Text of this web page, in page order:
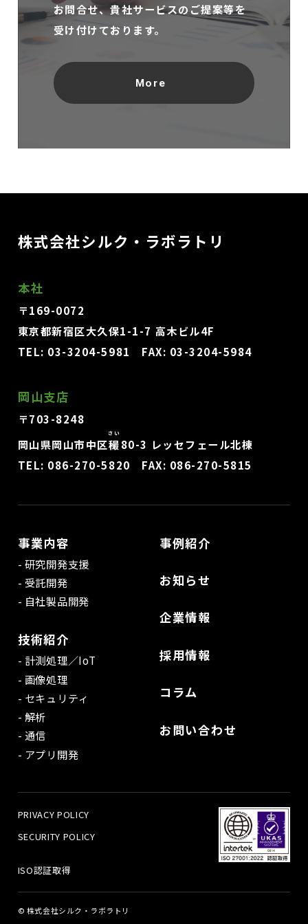
お問合せ、貴社サービスのご提案等を
受け付けております。
More
株式会社シルク・ラボラトリ
本社
〒169-0072
東京都新宿区大久保1-1-7 高木ビル4F
TEL: 03-3204-5981 FAX: 03-3204-5984
岡山支店
〒703-8248
岡山県岡山市中区穝
さい
80-3 レッセフェール北棟
TEL: 086-270-5820 FAX: 086-270-5815
事業内容
研究開発支援
受託開発
自社製品開発
技術紹介
計測処理／IoT
画像処理
セキュリティ
解析
通信
アプリ開発
事例紹介
お知らせ
企業情報
採用情報
コラム
お問い合わせ
PRIVACY POLICY
SECURITY POLICY
ISO認証取得
© 株式会社シルク・ラボラトリ